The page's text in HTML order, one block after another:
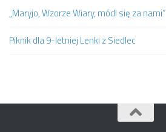
„Maryjo, Wzorze Wiary, módl się za nami”
Piknik dla 9-letniej Lenki z Siedlec